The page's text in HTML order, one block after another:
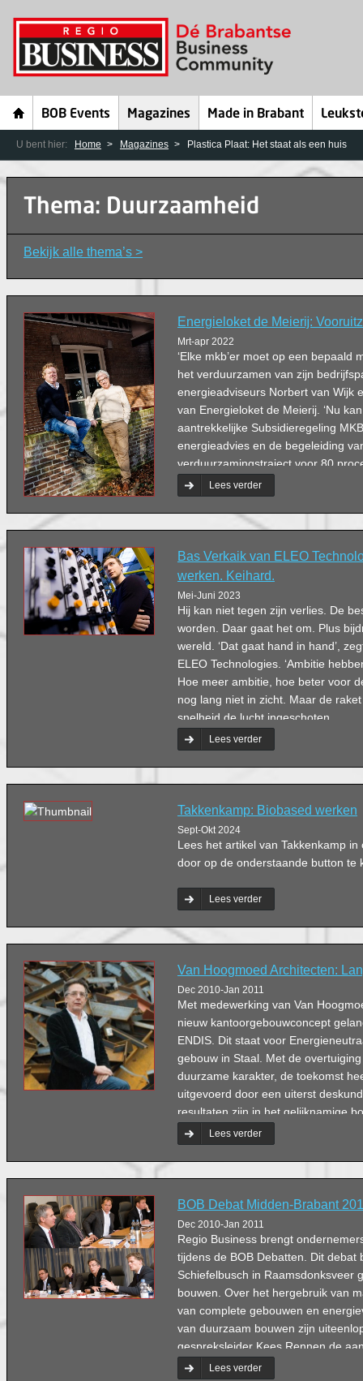
BOB Events Magazines Made in Brabant
U bent hier: Home Magazines Plastica Plaat: Het staat als een huis
Thema: Duurzaamheid
Bekijk alle thema’s >
Energieloket de Meierĳ:
Mrt-apr 2022
‘Elke mkb’er moet op een bepaald
het verduurzamen van zijn
energieadviseurs Norbert van Wijk
van Energieloket de Meierij. ‘Nu
aantrekkelijke Subsidieregeling
energieadvies en de begeleiding
verduurzamingstraject voor 80
Lees verder
Bas Verkaik van ELEO
werken. Keihard.
Mei-Juni 2023
Hij kan niet tegen zijn verlies. De
worden. Daar gaat het om. Plus
wereld. ‘Dat gaat hand in hand’,
ELEO Technologies. ‘Ambitie
Hoe meer ambitie, hoe beter voor
nog lang niet in zicht. Maar de
snelheid de lucht ingeschoten.
Lees verder
Takkenkamp: Biobased werken
Sept-Okt 2024
Lees het artikel van Takkenkamp
door op de onderstaande button te
Lees verder
Van Hoogmoed Architecten:
Dec 2010-Jan 2011
Met medewerking van Van
nieuw kantoorgebouwconcept
ENDIS. Dit staat voor
gebouw in Staal. Met de
duurzame karakter, de toekomst
uitgevoerd door een uiterst
resultaten zijn in het gelijknamige
prijkt een ‘blokkige’ tekening, dat
volledig demontabel is en hybride
Lees verder
BOB Debat Midden-Brabant
Dec 2010-Jan 2011
Regio Business brengt
tijdens de BOB Debatten. Dit debat
Schiefelbusch in Raamsdonksveer
bouwen. Over het hergebruik van
van complete gebouwen en
van duurzaam bouwen zijn
gespreksleider Kees Rennen de
een definitie te geven van
Lees verder